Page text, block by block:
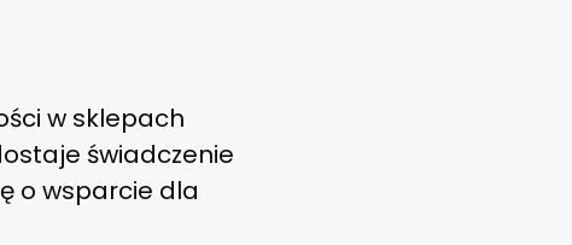
w sklepach
świadczenie
o wsparcie dla